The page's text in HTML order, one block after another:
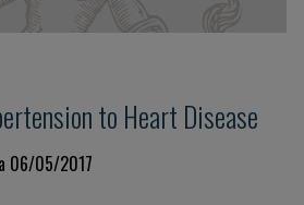
to Heart Disease
06/05/2017